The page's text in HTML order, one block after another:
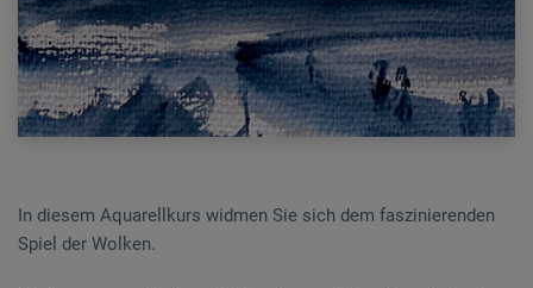
In diesem Aquarellkurs widmen Sie sich dem faszinierenden
Spiel der Wolken.